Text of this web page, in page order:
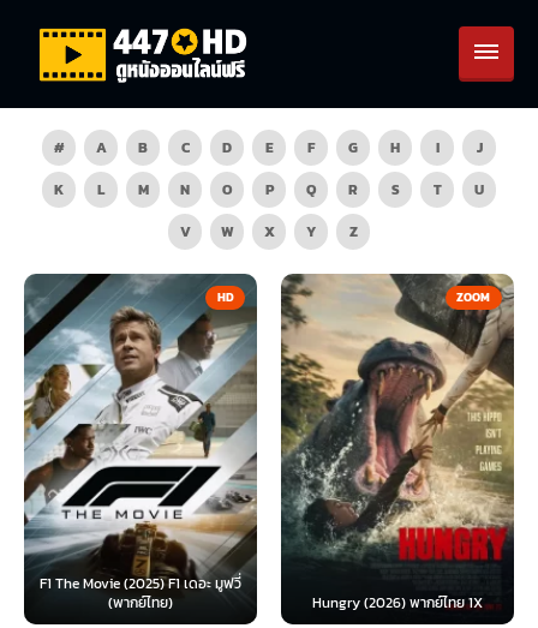
# A B C D E F G H I
J
K
L M N O P Q R S T
U
V
W X Y Z
HD
F1 The Movie (2025) F1 เดอะ มูฟวี่
(พากย์ไทย)
ZOOM
Hungry (2026) พากย์ไทย 1X